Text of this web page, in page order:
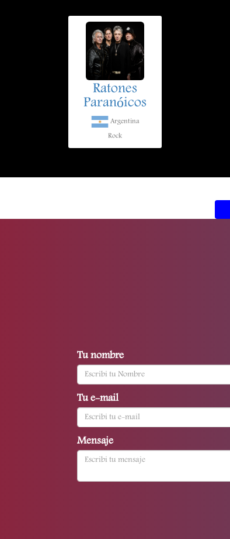
Ratones
Paranóicos
Argentina
Rock
Tu nombre
Tu e-mail
Mensaje